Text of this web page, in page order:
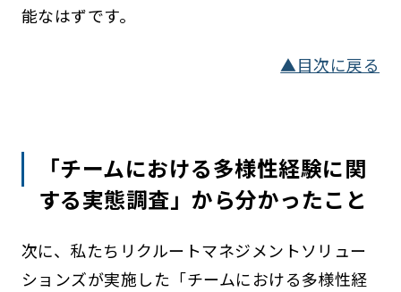
能なはずです。
▲目次に戻る
「チームにおける多様性経験に関
する実態調査」から分かったこと
次に、私たちリクルートマネジメントソリュー
ションズが実施した「チームにおける多様性経